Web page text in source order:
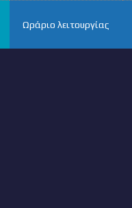
Ωράριο λειτουργίας